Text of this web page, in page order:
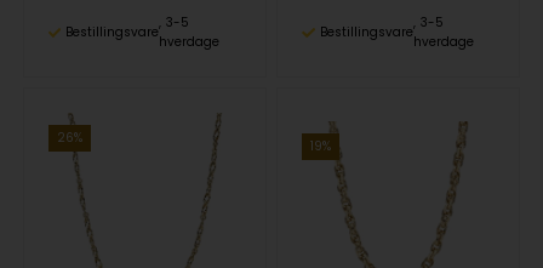
Bestillingsvare
3-5
hverdage
Bestillingsvare
3-5
hverdage
26% 19%